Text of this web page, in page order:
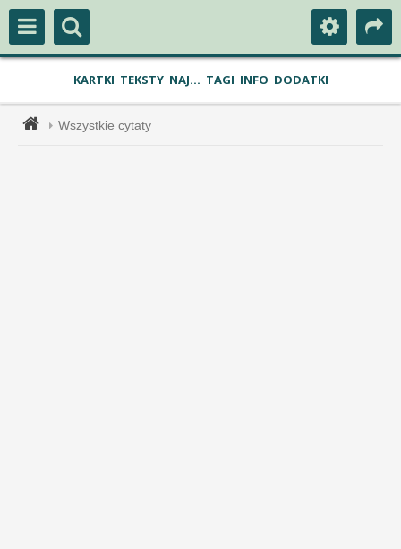
KARTKI TEKSTY NAJ... TAGI INFO DODATKI
Wszystkie cytaty